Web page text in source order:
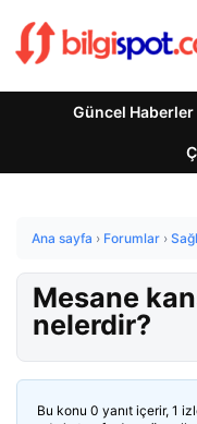
Güncel Haberler
Ana sayfa › Forumlar ›
Mesane
nelerdir?
Bu konu 0 yanıt içerir, 1